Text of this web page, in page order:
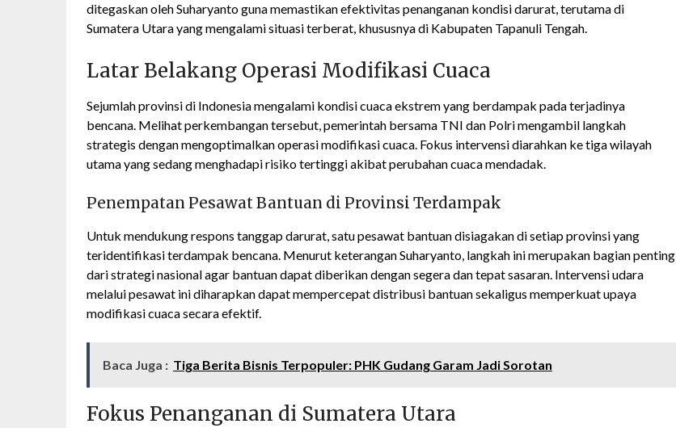
ditegaskan oleh Suharyanto guna memastikan efektivitas penanganan kondisi darurat, terutama di
Sumatera Utara yang mengalami situasi terberat, khususnya di Kabupaten Tapanuli Tengah.
Latar Belakang Operasi Modifikasi Cuaca
Sejumlah provinsi di Indonesia mengalami kondisi cuaca ekstrem yang berdampak pada terjadinya
bencana. Melihat perkembangan tersebut, pemerintah bersama TNI dan Polri mengambil langkah
strategis dengan mengoptimalkan operasi modifikasi cuaca. Fokus intervensi diarahkan ke tiga wilayah
utama yang sedang menghadapi risiko tertinggi akibat perubahan cuaca mendadak.
Penempatan Pesawat Bantuan di Provinsi Terdampak
Untuk mendukung respons tanggap darurat, satu pesawat bantuan disiagakan di setiap provinsi yang
teridentifikasi terdampak bencana. Menurut keterangan Suharyanto, langkah ini merupakan bagian penting
dari strategi nasional agar bantuan dapat diberikan dengan segera dan tepat sasaran. Intervensi udara
melalui pesawat ini diharapkan dapat mempercepat distribusi bantuan sekaligus memperkuat upaya
modifikasi cuaca secara efektif.
Baca Juga : Tiga Berita Bisnis Terpopuler: PHK Gudang Garam Jadi Sorotan
Fokus Penanganan di Sumatera Utara